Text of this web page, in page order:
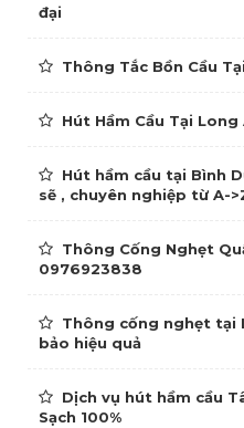
đại
Thông Tắc Bồn Cầu
Hút Hầm Cầu Tại Long
Hút hầm cầu tại Bình
sẽ , chuyên nghiệp từ A-
Thông Cống Nghẹt
0976923838
Thông cống nghẹt tại
bảo hiệu quả
Dịch vụ hút hầm cầu
Sạch 100%